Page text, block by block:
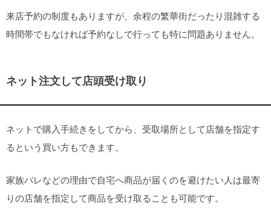
来店予約の制度もありますが、余程の繁華街だったり混雑する
時間帯でもなければ予約なしで行っても特に問題ありません。
ネット注文して店頭受け取り
ネットで購入手続きをしてから、受取場所として店舗を指定す
るという買い方もできます。
家族バレなどの理由で自宅へ商品が届くのを避けたい人は最寄
りの店舗を指定して商品を受け取ることも可能です。